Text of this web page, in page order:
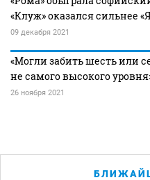
«Клуж» оказался сильнее
09 декабря 2021
«Могли забить шесть или
не самого высокого
26 ноября 2021